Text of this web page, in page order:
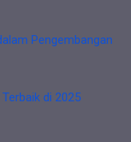
Pengembangan
di 2025